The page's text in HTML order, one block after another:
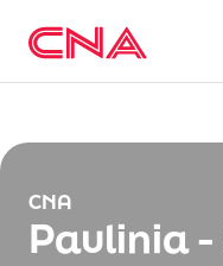
CNA
Paulinia -